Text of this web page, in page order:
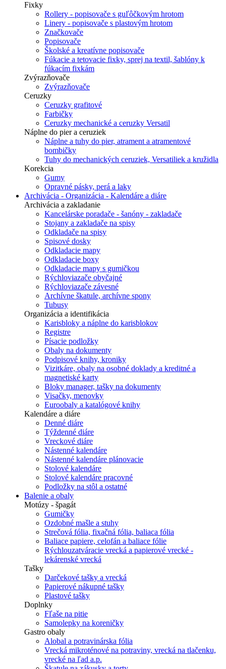
Fixky
Rollery - popisovače s guľôčkovým hrotom
Linery - popisovače s plastovým hrotom
Značkovače
Popisovače
Školské a kreatívne popisovače
Fúkacie a tetovacie fixky, sprej na textil, šablóny k
fúkacím fixkám
Zvýrazňovače
Zvýrazňovače
Ceruzky
Ceruzky grafitové
Farbičky
Ceruzky mechanické a ceruzky Versatil
Náplne do pier a ceruziek
Náplne a tuhy do pier, atrament a atramentové
bombičky
Tuhy do mechanických ceruziek, Versatiliek a kružidla
Korekcia
Gumy
Opravné pásky, perá a laky
Archivácia - Organizácia - Kalendáre a diáre
Archivácia a zakladanie
Kancelárske poradače - šanóny - zakladače
Stojany a zakladače na spisy
Odkladače na spisy
Spisové dosky
Odkladacie mapy
Odkladacie boxy
Odkladacie mapy s gumičkou
Rýchloviazače obyčajné
Rýchloviazače závesné
Archívne škatule, archívne spony
Tubusy
Organizácia a identifikácia
Karisbloky a náplne do karisblokov
Registre
Písacie podložky
Obaly na dokumenty
Podpisové knihy, kroniky
Vizitkáre, obaly na osobné doklady a kreditné a
magnetiské karty
Bloky manager, tašky na dokumenty
Visačky, menovky
Euroobaly a katalógové knihy
Kalendáre a diáre
Denné diáre
Týždenné diáre
Vreckové diáre
Nástenné kalendáre
Nástenné kalendáre plánovacie
Stolové kalendáre
Stolové kalendáre pracovné
Podložky na stôl a ostatné
Balenie a obaly
Motúzy - špagát
Gumičky
Ozdobné mašle a stuhy
Strečová fólia, fixačná fólia, baliaca fólia
Baliace papiere, celofán a baliace fólie
Rýchlouzatváracie vrecká a papierové vrecké -
lekárenské vrecká
Tašky
Darčekové tašky a vrecká
Papierové nákupné tašky
Plastové tašky
Doplnky
Fľaše na pitie
Samolepky na koreničky
Gastro obaly
Alobal a potravinárska fólia
Vrecká mikroténové na potraviny, vrecká na tlačenku,
vrecké na ľad a.p.